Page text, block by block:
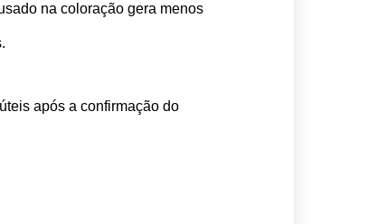
na coloração gera menos
após a confirmação do